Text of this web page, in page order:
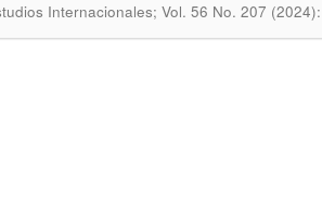
Internacionales; Vol. 56 No. 207